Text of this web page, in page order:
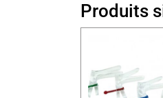
Produits